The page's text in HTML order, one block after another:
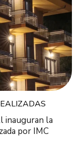
inauguran la
por IMC